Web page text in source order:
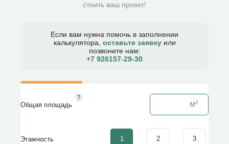
стоить ваш проект!
Если вам нужна помочь в заполнении
калькулятора, оставьте заявку или
позвоните нам:
+7 926157-29-30​
Общая площадь
Этажность 1 2 3